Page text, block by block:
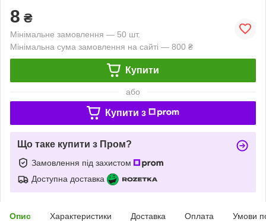
8 ₴
Мінімальне замовлення — 50 шт.
Мінімальна сума замовлення на сайті — 800 ₴
Купити
або
Купити з
Що таке купити з Пром?
Замовлення під захистом
Доступна доставка
Опис Характеристики Доставка Оплата Умови